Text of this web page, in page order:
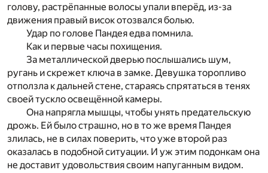
голову, растрёпанные волосы упали вперёд, из-за
движения правый висок отозвался болью.
Удар по голове Пандея едва помнила.
Как и первые часы похищения.
За металлической дверью послышались шум,
ругань и скрежет ключа в замке. Девушка торопливо
отползла к дальней стене, стараясь спрятаться в тенях
своей тускло освещённой камеры.
Она напрягла мышцы, чтобы унять предательскую
дрожь. Ей было страшно, но в то же время Пандея
злилась, не в силах поверить, что уже второй раз
оказалась в подобной ситуации. И уж этим подонкам она
не доставит удовольствия своим напуганным видом.